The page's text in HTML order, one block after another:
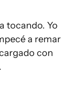
tocando. Yo
a remar
con